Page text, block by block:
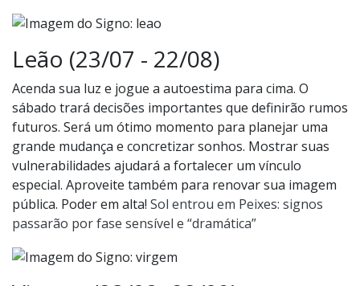
Leão (23/07 - 22/08)
Acenda sua luz e jogue a autoestima para cima. O
sábado trará decisões importantes que definirão rumos
futuros. Será um ótimo momento para planejar uma
grande mudança e concretizar sonhos. Mostrar suas
vulnerabilidades ajudará a fortalecer um vínculo
especial. Aproveite também para renovar sua imagem
pública. Poder em alta! Sol entrou em Peixes: signos
passarão por fase sensível e “dramática”